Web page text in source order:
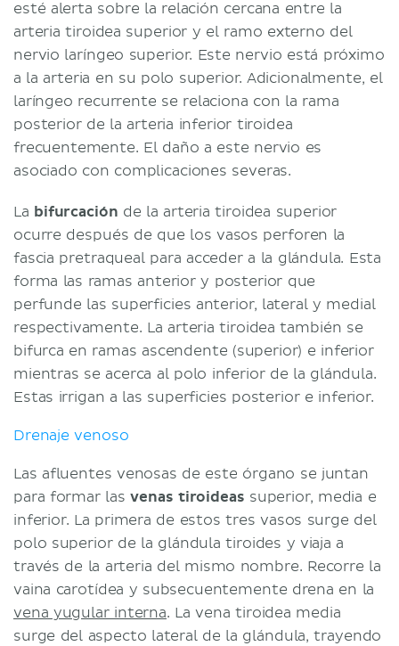
esté alerta sobre la relación cercana entre la
arteria tiroidea superior y el ramo externo del
nervio laríngeo superior. Este nervio está próximo
a la arteria en su polo superior. Adicionalmente, el
laríngeo recurrente se relaciona con la rama
posterior de la arteria inferior tiroidea
frecuentemente. El daño a este nervio es
asociado con complicaciones severas.
La bifurcación de la arteria tiroidea superior
ocurre después de que los vasos perforen la
fascia pretraqueal para acceder a la glándula. Esta
forma las ramas anterior y posterior que
perfunde las superficies anterior, lateral y medial
respectivamente. La arteria tiroidea también se
bifurca en ramas ascendente (superior) e inferior
mientras se acerca al polo inferior de la glándula.
Estas irrigan a las superficies posterior e inferior.
Drenaje venoso
Las afluentes venosas de este órgano se juntan
para formar lasvenas tiroideas superior, media e
inferior. La primera de estos tres vasos surge del
polo superior de la glándula tiroides y viaja a
través de la arteria del mismo nombre. Recorre la
vaina carotídea y subsecuentemente drena en la
vena yugular interna. La vena tiroidea media
surge del aspecto lateral de la glándula, trayendo